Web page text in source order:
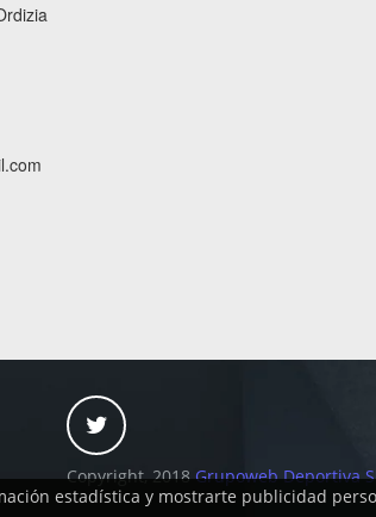
Copyright, 2018Grupoweb Deportiva
estadística y mostrarte publicidad